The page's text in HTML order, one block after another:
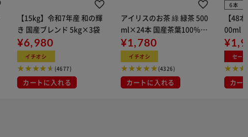
【15kg】令和7年産 和の輝
き 国産ブレンド 5kg×3袋
¥6,980
イチオシ
(4677)
カートに入れる
アイリスのお茶 綠 緑茶 500
ml×24本 国産茶葉100％使
用
¥1,780
イチオシ
(4326)
カートに入れる
6本
【48
00ml
セール
カー